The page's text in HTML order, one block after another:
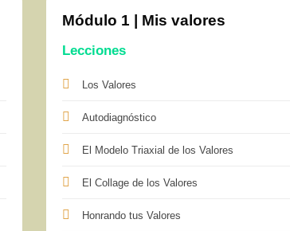
Módulo 1 | Mis valores
Lecciones
Los Valores
Autodiagnóstico
El Modelo Triaxial de los Valores
El Collage de los Valores
Honrando tus Valores